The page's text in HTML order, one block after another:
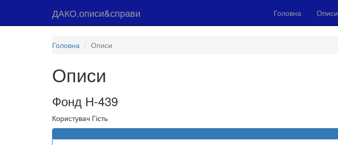
ДАКО.описи&справи Головна Описи
Головна Описи
Описи
Фонд Н-439
Користувач Гість